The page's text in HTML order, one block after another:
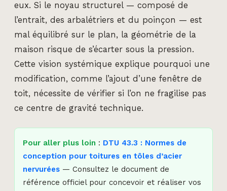
eux. Si le noyau structurel — composé de
l’entrait, des arbalétriers et du poinçon — est
mal équilibré sur le plan, la géométrie de la
maison risque de s’écarter sous la pression.
Cette vision systémique explique pourquoi une
modification, comme l’ajout d’une fenêtre de
toit, nécessite de vérifier si l’on ne fragilise pas
ce centre de gravité technique.
Pour aller plus loin : DTU 43.3 : Normes de
conception pour toitures en tôles d’acier
nervurées — Consultez le document de
référence officiel pour concevoir et réaliser vos